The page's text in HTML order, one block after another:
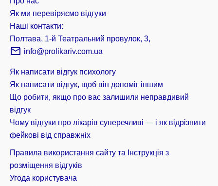
Як ми перевіряємо відгуки
Наші контакти:
Полтава, 1-й Театральний провулок, 3,
info@prolikariv.com.ua
Як написати відгук психологу
Як написати відгук, щоб він допоміг іншим
Що робити, якщо про вас залишили неправдивий
відгук
Чому відгуки про лікарів суперечливі — і як відрізнити
фейкові від справжніх
Правила використання сайту та Інструкція з
розміщення відгуків
Угода користувача